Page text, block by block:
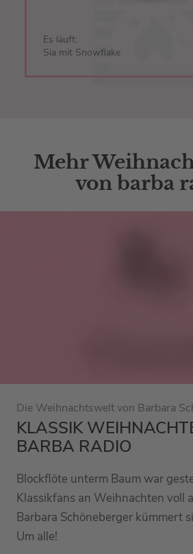
Es läuft:
Sia mit Snowflake
Mehr
von barba
Die Weihnachtswelt von Barbara
KLASSIK
BARBA RADIO
Blockflöte unterm Baum war
Klassikfans an Weihnachten voll
Barbara Schöneberger kümmert
Um alle!